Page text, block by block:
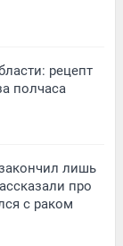
рецепт
полчаса
лишь
про
с раком